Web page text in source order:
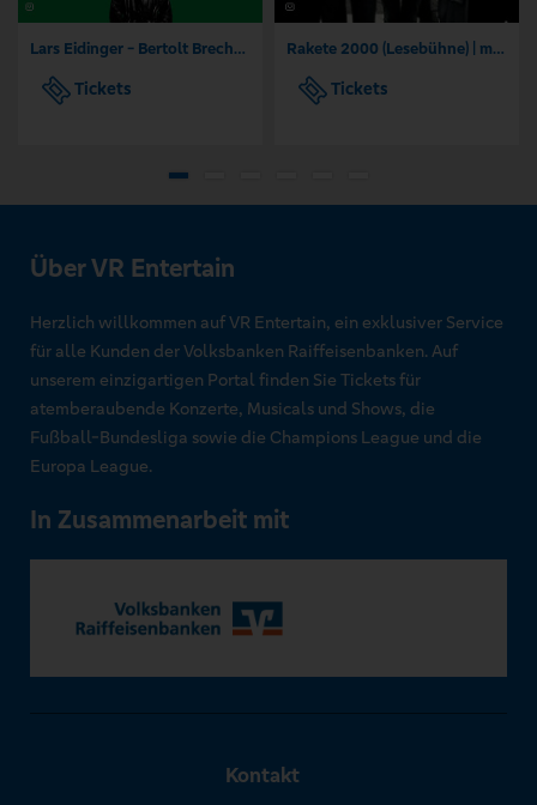
Lars Eidinger - Bertolt Brecht Hauspostille
Tickets
Rakete 2000 (Lesebühne) | mit Mareike Barmeyer, Lea Streisand
Tickets
Über VR Entertain
Herzlich willkommen auf VR Entertain, ein exklusiver Service
für alle Kunden der Volksbanken Raiffeisenbanken. Auf
unserem einzigartigen Portal finden Sie Tickets für
atemberaubende Konzerte, Musicals und Shows, die
Fußball-Bundesliga sowie die Champions League und die
Europa League.
In Zusammenarbeit mit
Kontakt